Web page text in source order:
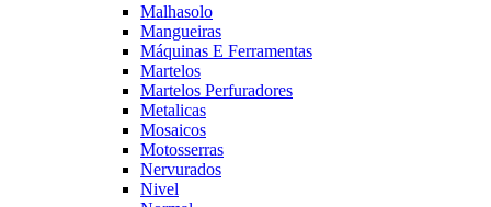
Malhasolo
Mangueiras
Máquinas E Ferramentas
Martelos
Martelos Perfuradores
Metalicas
Mosaicos
Motosserras
Nervurados
Nivel